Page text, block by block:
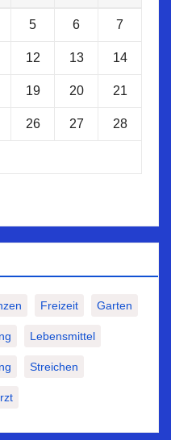
5 6 7
12 13 14
19 20 21
26 27 28
Freizeit Garten
Lebensmittel
Streichen